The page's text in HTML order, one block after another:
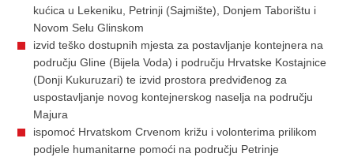
kućica u Lekeniku, Petrinji (Sajmište), Donjem Taborištu i
Novom Selu Glinskom
izvid teško dostupnih mjesta za postavljanje kontejnera na
području Gline (Bijela Voda) i području Hrvatske Kostajnice
(Donji Kukuruzari) te izvid prostora predviđenog za
uspostavljanje novog kontejnerskog naselja na području
Majura
ispomoć Hrvatskom Crvenom križu i volonterima prilikom
podjele humanitarne pomoći na području Petrinje